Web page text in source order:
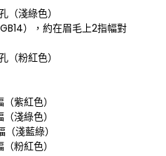
（淺綠色）
），約在眉毛上2指幅對
（粉紅色）
紫紅色）
淺綠色）
淺藍綠）
粉紅色）